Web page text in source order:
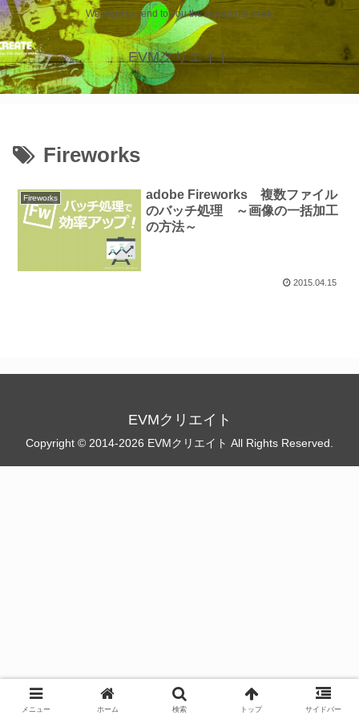
We want to send to you the wonderful work.
EVMクリエイト
Fireworks
Fireworks
adobe Fireworks 複数ファイル
のバッチ処理 ～画像の一括加工
の方法～
2015.04.15
EVMクリエイト
Copyright © 2014-2026 EVMクリエイト All Rights Reserved.
メニュー ホーム 検索 トップ サイドバー